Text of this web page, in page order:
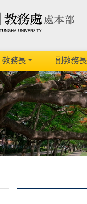
教務長 副教務長